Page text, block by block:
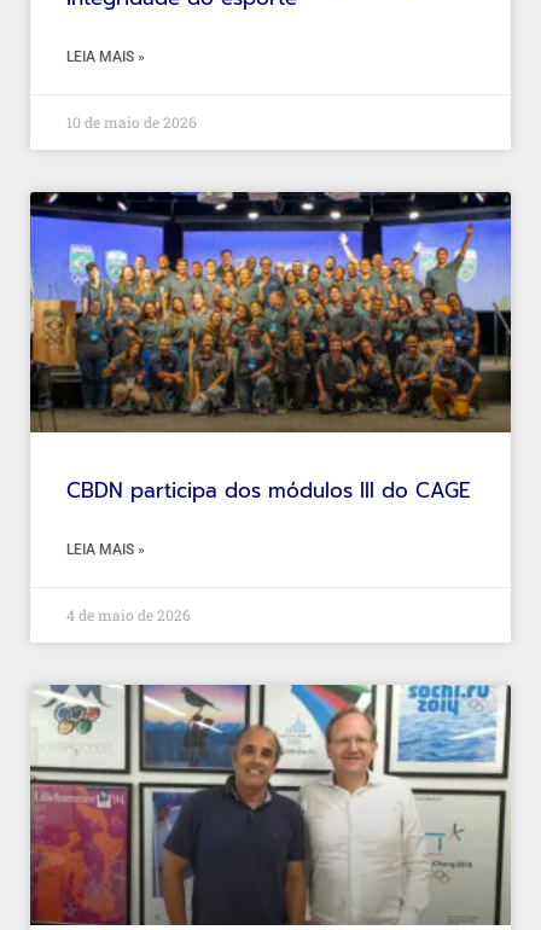
LEIA MAIS »
10 de maio de 2026
CBDN participa dos módulos III do CAGE
LEIA MAIS »
4 de maio de 2026